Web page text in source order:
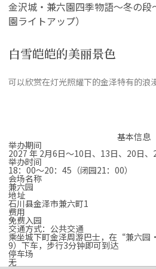
白雪皑皑的美丽景色
可以欣赏在灯光照耀下的金泽特有的浪
基本信息
举办期间
2027 年 2月6日～10日、13日、20日、
举办时间
18：00～20：45（闭园21：00）
会场名称
兼六园
地址
石川县金泽市兼六町1
费用
免费入园
交通方式：公共交通
乘坐城下町金泽周游巴士，在“兼六
9）下车，步行3分钟即可到达
停车场
无